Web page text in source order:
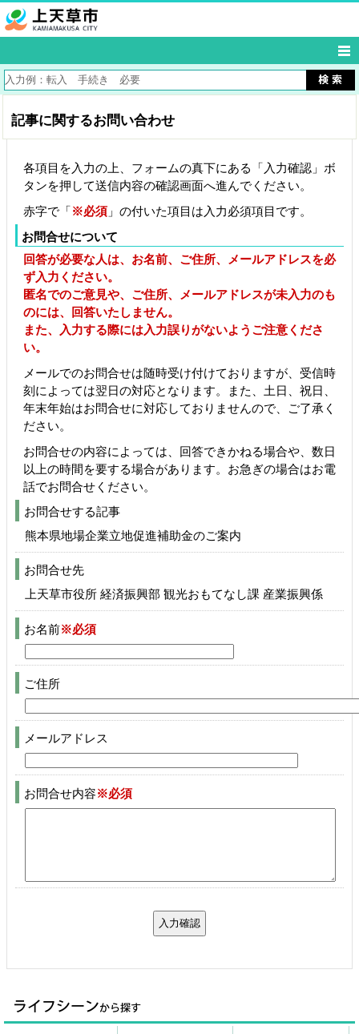
記事に関するお問い合わせ
各項目を入力の上、フォームの真下にある「入力確認」ボ
タンを押して送信内容の確認画面へ進んでください。
赤字で「※必須 」の付いた項目は入力必須項目です。
お問合せについて
回答が必要な人は、お名前、ご住所、メールアドレスを必
ず入力ください。
匿名でのご意見や、ご住所、メールアドレスが未入力のも
のには、回答いたしません。
また、入力する際には入力誤りがないようご注意くださ
い。
メールでのお問合せは随時受け付けておりますが、受信時
刻によっては翌日の対応となります。また、土日、祝日、
年末年始はお問合せに対応しておりませんので、ご了承く
ださい。
お問合せの内容によっては、回答できかねる場合や、数日
以上の時間を要する場合があります。お急ぎの場合はお電
話でお問合せください。
お問合せする記事
熊本県地場企業立地促進補助金のご案内
お問合せ先
上天草市役所 経済振興部 観光おもてなし課 産業振興係
お名前※必須
ご住所
メールアドレス
お問合せ内容※必須